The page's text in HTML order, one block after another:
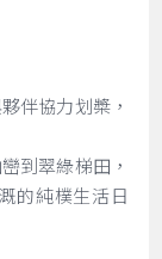
伴協力划槳，
到翠綠梯田，
的純樸生活日